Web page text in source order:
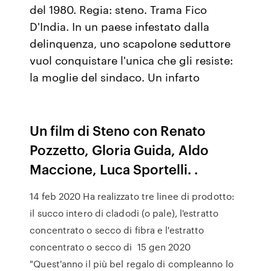
del 1980. Regia: steno. Trama Fico
D'India. In un paese infestato dalla
delinquenza, uno scapolone seduttore
vuol conquistare l'unica che gli resiste:
la moglie del sindaco. Un infarto
Un film di Steno con Renato
Pozzetto, Gloria Guida, Aldo
Maccione, Luca Sportelli. .
14 feb 2020 Ha realizzato tre linee di prodotto:
il succo intero di cladodi (o pale), l'estratto
concentrato o secco di fibra e l'estratto
concentrato o secco di 15 gen 2020
"Quest'anno il più bel regalo di compleanno lo